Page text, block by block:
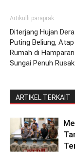
Artikulli paraprak
Diterjang Hujan
Puting Beliung,
Rumah di
Sungai Penuh Rusak
ARTIKEL TERKAIT